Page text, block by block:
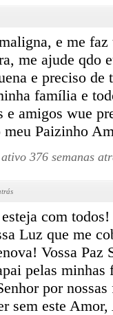
e me
me ajude qdo
e preciso
família e
e amigos wue
meu Paizinho
ativo 376 semanas
com
Luz que me
Vossa Paz
pelas minhas
por
sem este